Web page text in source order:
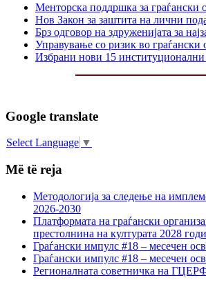
Менторска поддршка за граѓански
Нов Закон за заштита на лични
Брз одговор на здруженијата за
Управување со ризик во
Избрани нови 15
Google translate
Select Language ▼
Më të reja
Методологија за следење на
2026-2030
Платформата на граѓански
престолнина на културата 2028
Граѓански импулс #18 – месечен
Граѓански импулс #18 – месечен
Регионалната советничка на